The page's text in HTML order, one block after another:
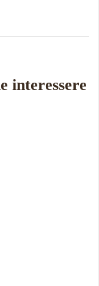
interessere